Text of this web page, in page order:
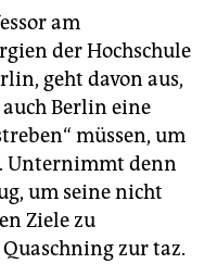
am
der Hochschule
geht davon aus,
Berlin eine
müssen, um
Unternimmt denn
um seine nicht
Ziele zu
zur taz.